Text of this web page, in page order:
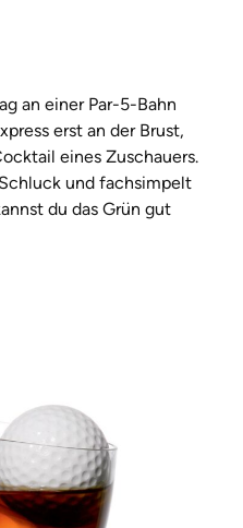
an einer Par-5-Bahn
erst an der Brust,
eines Zuschauers.
und fachsimpelt
du das Grün gut